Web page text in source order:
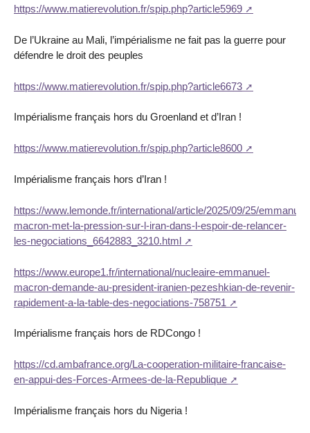
https://www.matierevolution.fr/spip.php?article5969
De l’Ukraine au Mali, l’impérialisme ne fait pas la guerre pour
défendre le droit des peuples
https://www.matierevolution.fr/spip.php?article6673
Impérialisme français hors du Groenland et d’Iran !
https://www.matierevolution.fr/spip.php?article8600
Impérialisme français hors d’Iran !
https://www.lemonde.fr/international/article/2025/09/25/emmanuel-
macron-met-la-pression-sur-l-iran-dans-l-espoir-de-relancer-
les-negociations_6642883_3210.html
https://www.europe1.fr/international/nucleaire-emmanuel-
macron-demande-au-president-iranien-pezeshkian-de-revenir-
rapidement-a-la-table-des-negociations-758751
Impérialisme français hors de RDCongo !
https://cd.ambafrance.org/La-cooperation-militaire-francaise-
en-appui-des-Forces-Armees-de-la-Republique
Impérialisme français hors du Nigeria !